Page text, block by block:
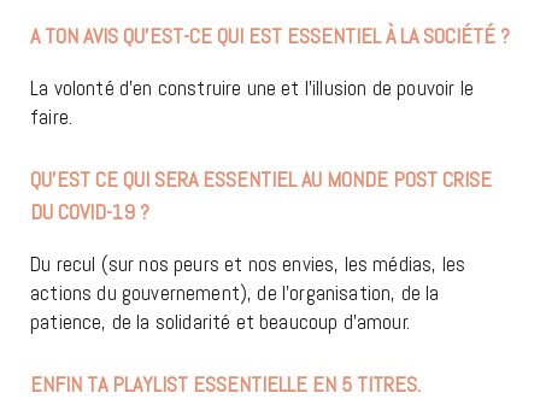
A TON AVIS QU’EST-CE QUI EST ESSENTIEL À LA SOCIÉTÉ ?
La volonté d’en construire une et l’illusion de pouvoir le
faire.
QU’EST CE QUI SERA ESSENTIEL AU MONDE POST CRISE
DU COVID-19 ?
Du recul (sur nos peurs et nos envies, les médias, les
actions du gouvernement), de l’organisation, de la
patience, de la solidarité et beaucoup d’amour.
ENFIN TA PLAYLIST ESSENTIELLE EN 5 TITRES.